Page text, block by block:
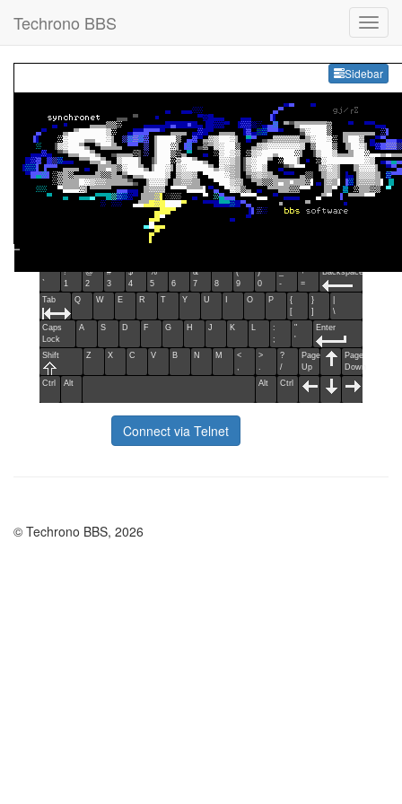
Techrono BBS
Sidebar
~
`
!
1
@
2
#
3
$
4
%
5
^
6
&
7
*
8
(
9
)
0
_
-
+
=
Backspace
Tab Q W E R T Y U O P
{
[
}
]
\
Caps
Lock
A S D F G H J K L
:
;
"
'
Enter
Shift Z X C V B N M
<
,
>
.
?
/
Page
Up
Page
Down
Ctrl
Alt Alt Ctrl
Connect via Telnet
© Techrono BBS, 2026